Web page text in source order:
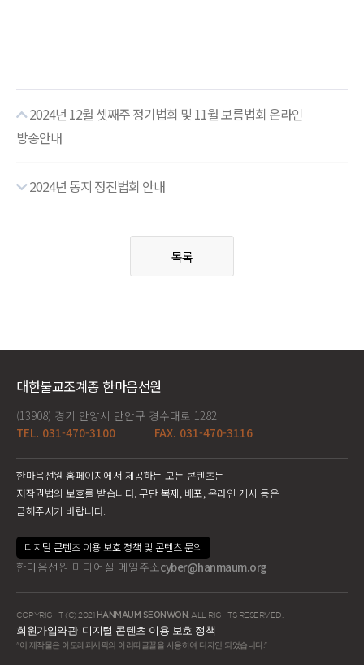
2024년 12월 셋째주 정기법회 및 11월 보름법회 온라인
방송안내
2024년 동지 정진법회 안내
목록
대한불교조계종 한마음선원
(13908) 경기 안양시 만안구 경수대로 1282
TEL. 031-470-3100
FAX. 031-470-3116
한마음선원 홈페이지에서 제공하는 모든 콘텐츠는
저작권법의 보호를 받습니다. 무단 복제, 배포, 온라인 게시 등은
금해주시기 바랍니다.
디지털 콘텐츠 이용 보호 정책 및 콘텐츠 문의
한마음선원 미디어실 메일주소cyber@hanmaum.org
COPYRIGHT (C) 2021 HANMAUM SEONWON . ALL RIGHTS RESERVED.
회원가입약관 디지털 콘텐츠 이용 보호 정책
"이 제작물은 아모레퍼시픽의 아리따글꼴을 사용하여 디자인 되었습니다."